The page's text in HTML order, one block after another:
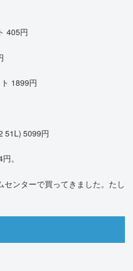
405円
1899円
51L) 5099円
。
センターで買ってきました。たし